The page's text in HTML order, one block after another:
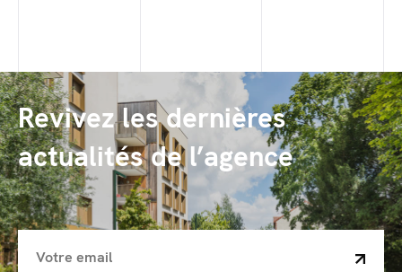
Revivez les dernières
actualités de l’agence